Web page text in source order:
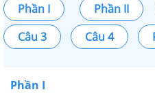
Phần I Phần II
Câu 3
Câu 4
Phần I